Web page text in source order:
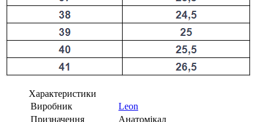
Характеристики
Виробник
Leon
Призначення
Анатомікал